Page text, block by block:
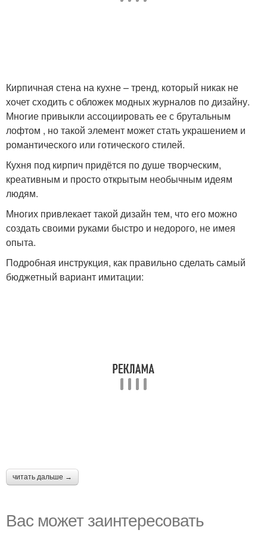
Кирпичная стена на кухне – тренд, который никак не
хочет сходить с обложек модных журналов по дизайну.
Многие привыкли ассоциировать ее с брутальным
лофтом , но такой элемент может стать украшением и
романтического или готического стилей.
Кухня под кирпич придётся по душе творческим,
креативным и просто открытым необычным идеям
людям.
Многих привлекает такой дизайн тем, что его можно
создать своими руками быстро и недорого, не имея
опыта.
Подробная инструкция, как правильно сделать самый
бюджетный вариант имитации:
читать дальше →
Вас может заинтересовать